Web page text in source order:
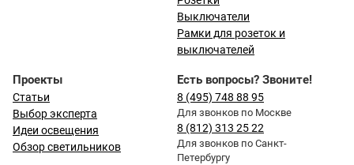
Выключатели
Рамки для розеток и
выключателей
Проекты
Статьи
Выбор эксперта
Идеи освещения
Обзор светильников
Есть вопросы? Звоните!
8 (495) 748 88 95
Для звонков по Москве
8 (812) 313 25 22
Для звонков по Санкт-
Петербургу